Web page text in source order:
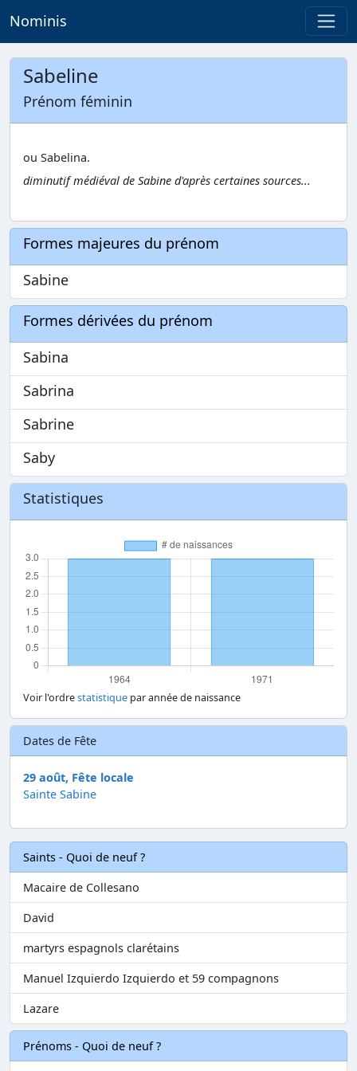
Nominis
Sabeline
Prénom féminin
ou Sabelina.
diminutif médiéval de Sabine d'après certaines sources...
Formes majeures du prénom
Sabine
Formes dérivées du prénom
Sabina
Sabrina
Sabrine
Saby
Statistiques
Voir l'ordrestatistique par année de naissance
Dates de Fête
29 août, Fête locale
Sainte Sabine
Saints - Quoi de neuf ?
Macaire de Collesano
David
martyrs espagnols clarétains
Manuel Izquierdo Izquierdo et 59 compagnons
Lazare
Prénoms - Quoi de neuf ?